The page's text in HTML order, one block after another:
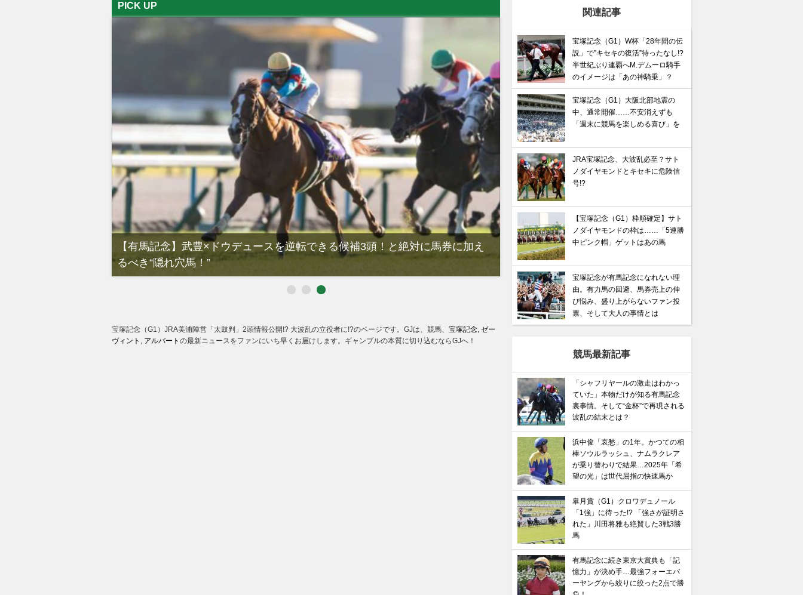
PICK UP
【有馬記念】武豊×ドウデュースを逆転できる候補3頭！と絶対に馬券に加え
るべき“隠れ穴馬！”
「シャフリヤールの激走はわかっていた」本物だけが知る有
して“金杯”で再現される波乱の結末とは？
宝塚記念（G1）JRA美浦陣営「太鼓判」2頭情報公開!? 大波乱の立役者に!?のページです。GJは、競馬、 宝塚記念, ゼー
ヴィント , アルバート の最新ニュースをファンにいち早くお届けします。ギャンブルの本質に切り込むならGJへ！
関連記事
宝塚記念（G1）W杯「28年間の伝
説」で”キセキの復活”待ったなし!?
半世紀ぶり連覇へM.デムーロ騎手
のイメージは「あの神騎乗」？
宝塚記念（G1）大阪北部地震の
中、通常開催……不安消えずも
「週末に競馬を楽しめる喜び」を
JRA宝塚記念、大波乱必至？サト
ノダイヤモンドとキセキに危険信
号!?
【宝塚記念（G1）枠順確定】サト
ノダイヤモンドの枠は……「5連勝
中ピンク帽」ゲットはあの馬
宝塚記念が有馬記念になれない理
由。有力馬の回避、馬券売上の伸
び悩み、盛り上がらないファン投
票、そして大人の事情とは
競馬最新記事
「シャフリヤールの激走はわかっ
ていた」本物だけが知る有馬記念
裏事情。そして“金杯”で再現される
波乱の結末とは？
浜中俊「哀愁」の1年。かつての相
棒ソウルラッシュ、ナムラクレア
が乗り替わりで結果…2025年「希
望の光」は世代屈指の快速馬か
皐月賞（G1）クロワデュノール
「1強」に待った!? 「強さが証明さ
れた」川田将雅も絶賛した3戦3勝
馬
有馬記念に続き東京大賞典も「記
憶力」が決め手…最強フォーエバ
ーヤングから絞りに絞った2点で勝